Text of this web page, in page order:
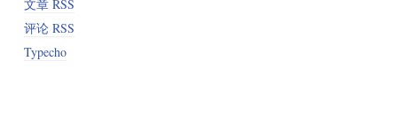
文章 RSS
评论 RSS
Typecho